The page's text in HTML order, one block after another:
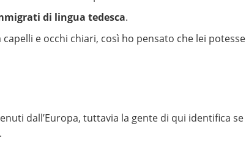
di lingua tedesca.
e occhi chiari, così ho pensato che lei potesse
dall’Europa, tuttavia la gente di qui identifica se